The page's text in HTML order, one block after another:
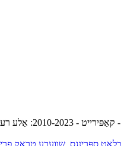
© קאַפּירייט - 2010-2023: אַלע רעכטן רעזערווירט. -